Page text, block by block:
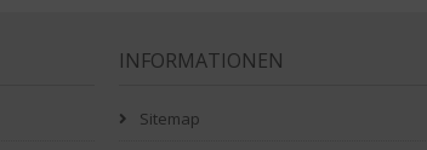
INFORMATIONEN
Sitemap